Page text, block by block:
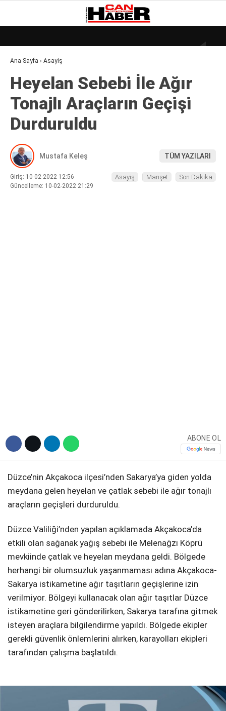
23.4°
GALERİ
DÜNYA
EKONOMI
GÜNDEM
KÜLÜR – SANAT
MAGAZIN
SAĞLIK
Ana Sayfa › Asayiş
Heyelan Sebebi̇ İle Ağır
Tonajlı Araçların Geçi̇şi̇
Durduruldu
Mustafa Keleş TÜM YAZILARI
Giriş: 10-02-2022 12:56
Güncelleme: 10-02-2022 21:29
Asayiş Manşet Son Dakika
ABONE OL
Düzce’nin Akçakoca ilçesi’nden Sakarya’ya giden yolda
meydana gelen heyelan ve çatlak sebebi ile ağır tonajlı
araçların geçişleri durduruldu.
Düzce Valiliği’nden yapılan açıklamada Akçakoca’da
etkili olan sağanak yağış sebebi ile Melenağzı Köprü
mevkiinde çatlak ve heyelan meydana geldi. Bölgede
herhangi bir olumsuzluk yaşanmaması adına Akçakoca-
Sakarya istikametine ağır taşıtların geçişlerine izin
verilmiyor. Bölgeyi kullanacak olan ağır taşıtlar Düzce
istikametine geri gönderilirken, Sakarya tarafına gitmek
isteyen araçlara bilgilendirme yapıldı. Bölgede ekipler
gerekli güvenlik önlemlerini alırken, karayolları ekipleri
tarafından çalışma başlatıldı.